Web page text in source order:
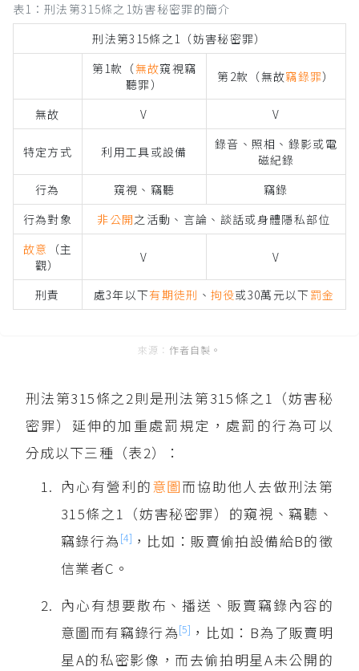
表1：刑法第315條之1妨害秘密罪的簡介
刑法第315條之1（妨害秘密罪）
第1款（無故窺視竊
聽罪）
第2款（無故竊錄罪）
無故 V V
特定方式 利用工具或設備
錄音、照相、錄影或電
磁紀錄
行為
窺視、竊聽
竊錄
行為對象
非公開之活動、言論、談話或身體隱私部位
故意
（主
觀）
V V
刑責 處3年以下有期徒刑 、 拘役或30萬元以下罰金
作者自製。
刑法第315條之2則是刑法第315條之1（妨害秘
密罪）延伸的加重處罰規定，處罰的行為可以
分成以下三種（表2）：
內心有營利的意圖而協助他人去做刑法第
315條之1（妨害秘密罪）的窺視、竊聽、
竊錄行為 [4] ，比如：販賣偷拍設備給B的徵
信業者C。
內心有想要散布、播送、販賣竊錄內容的
意圖而有竊錄行為[5] ，比如：B為了販賣明
星A的私密影像，而去偷拍明星A未公開的